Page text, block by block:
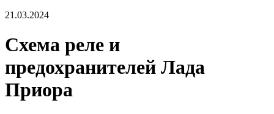
21.03.2024
Схема реле и
предохранителей Лада
Приора